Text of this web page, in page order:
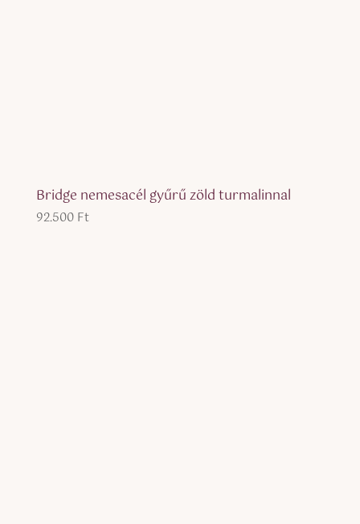
Bridge nemesacél gyűrű zöld turmalinnal
92.500 Ft